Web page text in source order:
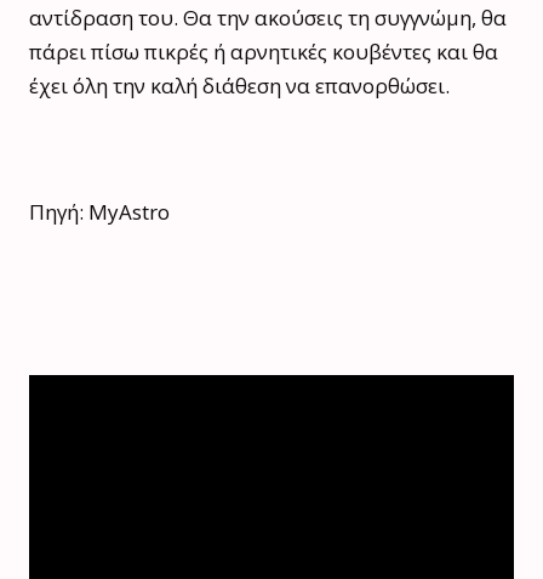
αντίδραση του. Θα την ακούσεις τη συγγνώμη, θα
πάρει πίσω πικρές ή αρνητικές κουβέντες και θα
έχει όλη την καλή διάθεση να επανορθώσει.
Πηγή: MyAstro